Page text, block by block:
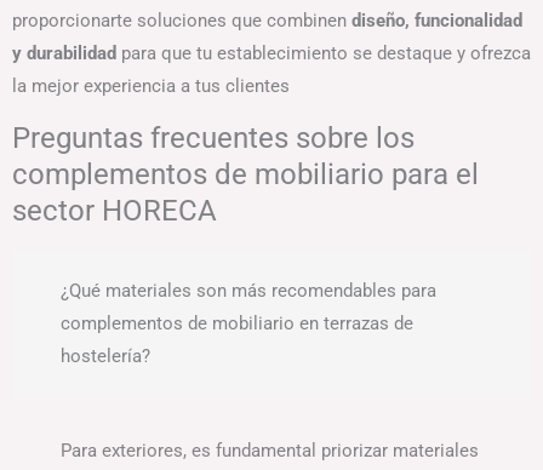
proporcionarte soluciones que combinen diseño, funcionalidad
y durabilidad para que tu establecimiento se destaque y ofrezca
la mejor experiencia a tus clientes
Preguntas frecuentes sobre los
complementos de mobiliario para el
sector HORECA
¿Qué materiales son más recomendables para
complementos de mobiliario en terrazas de
hostelería?
Para exteriores, es fundamental priorizar materiales